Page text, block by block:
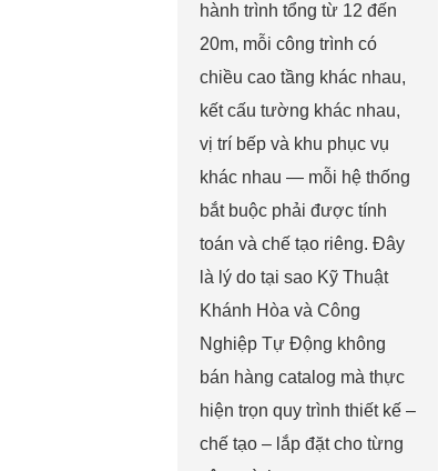
hành trình tổng từ 12 đến
20m, mỗi công trình có
chiều cao tầng khác nhau,
kết cấu tường khác nhau,
vị trí bếp và khu phục vụ
khác nhau — mỗi hệ thống
bắt buộc phải được tính
toán và chế tạo riêng. Đây
là lý do tại sao Kỹ Thuật
Khánh Hòa và Công
Nghiệp Tự Động không
bán hàng catalog mà thực
hiện trọn quy trình thiết kế –
chế tạo – lắp đặt cho từng